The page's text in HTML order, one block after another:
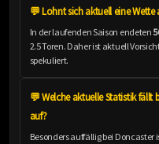
💬 Lohnt sich aktuell eine Wette
In der laufenden Saison endeten
2.5 Toren. Daher ist aktuell
spekuliert.
💬 Welche aktuelle Statistik fällt
auf?
Besonders auffällig bei Doncaster